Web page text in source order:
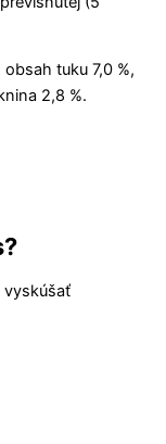
tuku 7,0 %,
2,8 %.
vyskúšať